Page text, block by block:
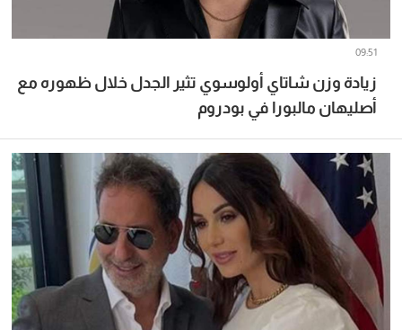
زيادة وزن شاتاي أولوسوي تثير الجدل خلال ظهوره مع
أصليهان مالبورا في بودروم
09:51